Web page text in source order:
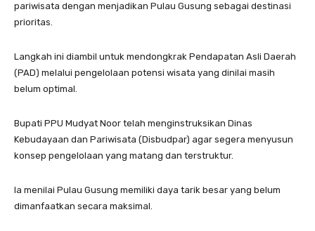
pariwisata dengan menjadikan Pulau Gusung sebagai destinasi
prioritas.
Langkah ini diambil untuk mendongkrak Pendapatan Asli Daerah
(PAD) melalui pengelolaan potensi wisata yang dinilai masih
belum optimal.
Bupati PPU Mudyat Noor telah menginstruksikan Dinas
Kebudayaan dan Pariwisata (Disbudpar) agar segera menyusun
konsep pengelolaan yang matang dan terstruktur.
Ia menilai Pulau Gusung memiliki daya tarik besar yang belum
dimanfaatkan secara maksimal.